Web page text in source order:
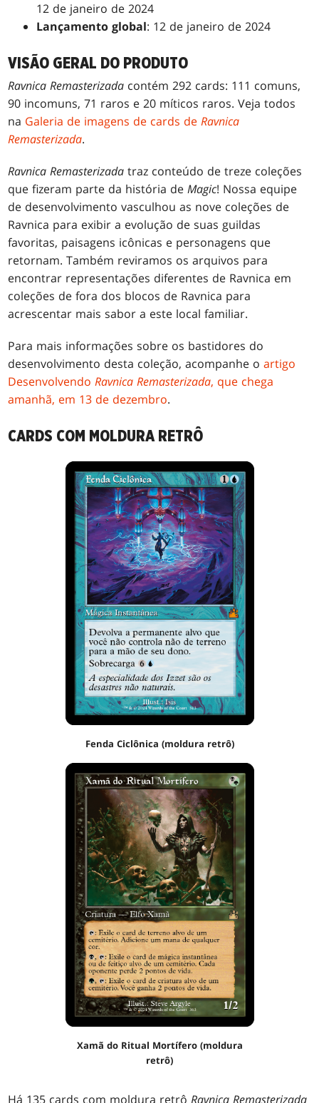
12 de janeiro de 2024
Lançamento global: 12 de janeiro de 2024
VISÃO GERAL DO PRODUTO
Ravnica Remasterizada contém 292 cards: 111 comuns,
90 incomuns, 71 raros e 20 míticos raros. Veja todos
na Galeria de imagens de cards deRavnica
Remasterizada.
Ravnica Remasterizada traz conteúdo de treze coleções
que fizeram parte da história deMagic! Nossa equipe
de desenvolvimento vasculhou as nove coleções de
Ravnica para exibir a evolução de suas guildas
favoritas, paisagens icônicas e personagens que
retornam. Também reviramos os arquivos para
encontrar representações diferentes de Ravnica em
coleções de fora dos blocos de Ravnica para
acrescentar mais sabor a este local familiar.
Para mais informações sobre os bastidores do
desenvolvimento desta coleção, acompanhe oartigo
DesenvolvendoRavnica Remasterizada, que chega
amanhã, em 13 de dezembro.
CARDS COM MOLDURA RETRÔ
Fenda Ciclônica (moldura retrô)
Xamã do Ritual Mortífero (moldura
retrô)
Há 135 cards com moldura retrô Ravnica Remasterizada